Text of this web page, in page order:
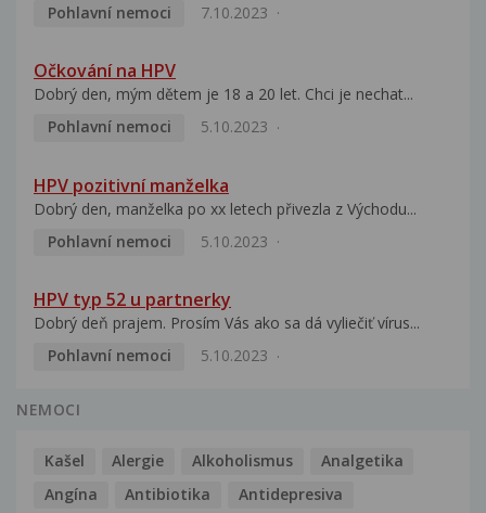
Pohlavní nemoci
7.10.2023
Očkování na HPV
Dobrý den, mým dětem je 18 a 20 let. Chci je nechat...
Pohlavní nemoci
5.10.2023
HPV pozitivní manželka
Dobrý den, manželka po xx letech přivezla z Východu...
Pohlavní nemoci
5.10.2023
HPV typ 52 u partnerky
Dobrý deň prajem. Prosím Vás ako sa dá vyliečiť vírus...
Pohlavní nemoci
5.10.2023
NEMOCI
Kašel Alergie Alkoholismus
Analgetika
Angína
Antibiotika
Antidepresiva